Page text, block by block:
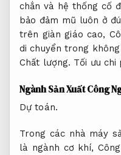
chắn và hệ thống cố
bảo đảm mũ luôn ở
trên giàn giáo cao,
di chuyển trong
Chất lượng. Tối ưu chi
Ngành Sản Xuất Công
Dự toán.
Trong các nhà máy
là ngành cơ khí,